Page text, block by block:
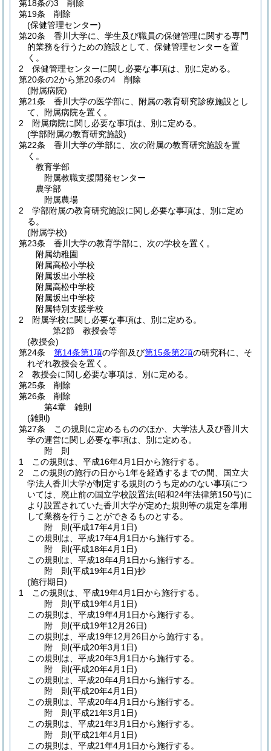
第18条の3
削除
第19条
削除
(保健管理センター)
第20条
香川大学に、学生及び職員の保健管理に関する専門
的業務を行うための施設として、保健管理センターを置
く。
2
保健管理センターに関し必要な事項は、別に定める。
第20条の2から第20条の4
削除
(附属病院)
第21条
香川大学の医学部に、附属の教育研究診療施設とし
て、附属病院を置く。
2
附属病院に関し必要な事項は、別に定める。
(学部附属の教育研究施設)
第22条
香川大学の学部に、次の附属の教育研究施設を置
く。
教育学部
附属教職支援開発センター
農学部
附属農場
2
学部附属の教育研究施設に関し必要な事項は、別に定め
る。
(附属学校)
第23条
香川大学の教育学部に、次の学校を置く。
附属幼稚園
附属高松小学校
附属坂出小学校
附属高松中学校
附属坂出中学校
附属特別支援学校
2
附属学校に関し必要な事項は、別に定める。
第2節
教授会等
(教授会)
第24条
第14条第1項の学部及び第15条第2項の研究科に、そ
れぞれ教授会を置く。
2
教授会に関し必要な事項は、別に定める。
第25条
削除
第26条
削除
第4章
雑則
(雑則)
第27条
この規則に定めるもののほか、大学法人及び香川大
学の運営に関し必要な事項は、別に定める。
附 則
1
この規則は、平成16年4月1日から施行する。
2
この規則の施行の日から1年を経過するまでの間、国立大
学法人香川大学が制定する規則のうち定めのない事項につ
いては、廃止前の国立学校設置法(昭和24年法律第150号)に
より設置されていた香川大学が定めた規則等の規定を準用
して業務を行うことができるものとする。
附 則(平成17年4月1日)
この規則は、平成17年4月1日から施行する。
附 則(平成18年4月1日)
この規則は、平成18年4月1日から施行する。
附 則(平成19年4月1日)抄
(施行期日)
1
この規則は、平成19年4月1日から施行する。
附 則(平成19年4月1日)
この規則は、平成19年4月1日から施行する。
附 則(平成19年12月26日)
この規則は、平成19年12月26日から施行する。
附 則(平成20年3月1日)
この規則は、平成20年3月1日から施行する。
附 則(平成20年4月1日)
この規則は、平成20年4月1日から施行する。
附 則(平成20年4月1日)
この規則は、平成20年4月1日から施行する。
附 則(平成21年3月1日)
この規則は、平成21年3月1日から施行する。
附 則(平成21年4月1日)
この規則は、平成21年4月1日から施行する。